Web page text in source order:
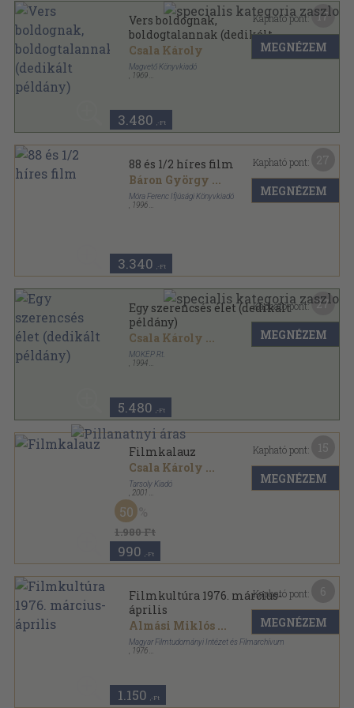
Vers boldognak,
boldogtalannak (dedikált
példány)
Csala Károly
Magvető Könyvkiadó
1969
3.480 ,-Ft
Kapható pont: 17
MEGNÉZEM
88 és 1/2 híres film
Báron György ...
Móra Ferenc Ifjúsági Könyvkiadó
1996
3.340 ,-Ft
Kapható pont:
MEGNÉZEM
Egy szerencsés élet (dedikált
példány)
Csala Károly ...
MOKÉP Rt.
1994
5.480 ,-Ft
Kapható pont: 27
MEGNÉZEM
Filmkalauz
Csala Károly ...
Tarsoly Kiadó
2001
Ragasztott papírkötés
1.980 Ft
50
990 ,-Ft
Kapható pont:
MEGNÉZEM
Filmkultúra 1976. március-
április
Almási Miklós ...
Magyar Filmtudományi Intézet és Filmarchívum
1976
1.150 ,-Ft
Kapható pont:
MEGNÉZEM